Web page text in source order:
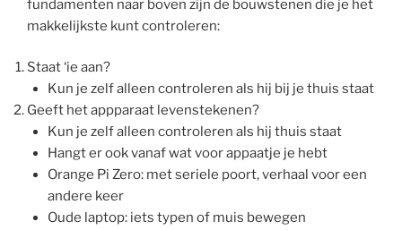
fundamenten naar boven zijn de bouwstenen die je het
makkelijkste kunt controleren:
Staat ‘ie aan?
Kun je zelf alleen controleren als hij bij je thuis staat
Geeft het appparaat levenstekenen?
Kun je zelf alleen controleren als hij thuis staat
Hangt er ook vanaf wat voor appaatje je hebt
Orange Pi Zero: met seriele poort, verhaal voor een
andere keer
Oude laptop: iets typen of muis bewegen